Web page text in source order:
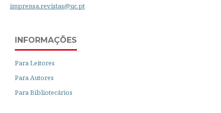
imprensa.revistas@uc.pt
INFORMAÇÕES
Para Leitores
Para Autores
Para Bibliotecários